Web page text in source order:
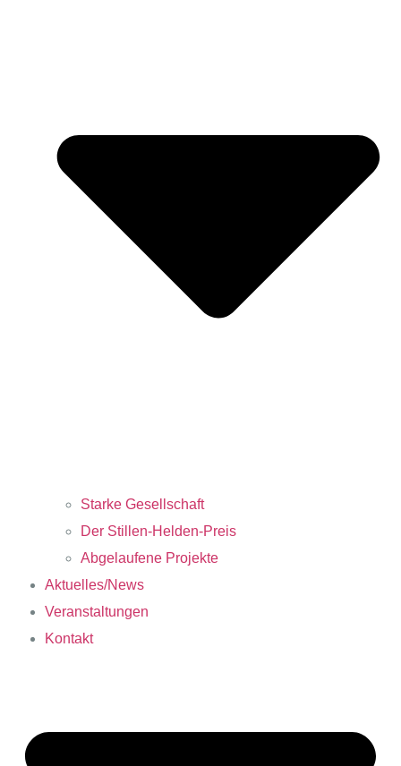
Starke Gesellschaft
Der Stillen-Helden-Preis
Abgelaufene Projekte
Aktuelles/News
Veranstaltungen
Kontakt